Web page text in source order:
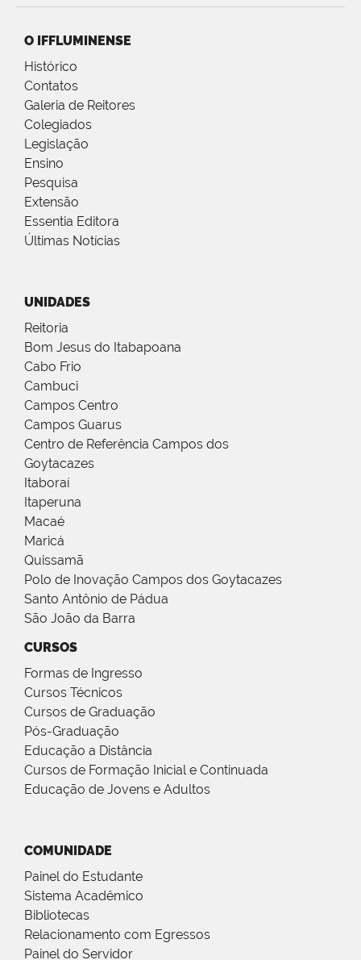
O IFFLUMINENSE
Histórico
Contatos
Galeria de Reitores
Colegiados
Legislação
Ensino
Pesquisa
Extensão
Essentia Editora
Últimas Notícias
UNIDADES
Reitoria
Bom Jesus do Itabapoana
Cabo Frio
Cambuci
Campos Centro
Campos Guarus
Centro de Referência Campos dos
Goytacazes
Itaboraí
Itaperuna
Macaé
Maricá
Quissamã
Polo de Inovação Campos dos Goytacazes
Santo Antônio de Pádua
São João da Barra
CURSOS
Formas de Ingresso
Cursos Técnicos
Cursos de Graduação
Pós-Graduação
Educação a Distância
Cursos de Formação Inicial e Continuada
Educação de Jovens e Adultos
COMUNIDADE
Painel do Estudante
Sistema Acadêmico
Bibliotecas
Relacionamento com Egressos
Painel do Servidor